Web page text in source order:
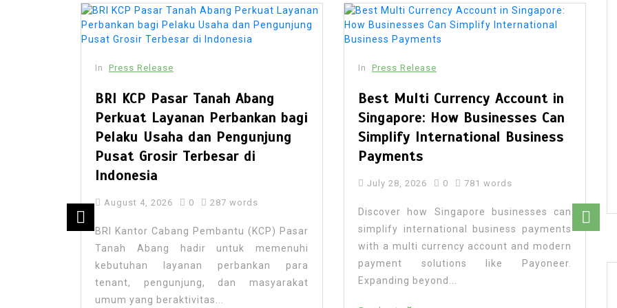
In Press Release
BRI KCP Pasar Tanah Abang
Perkuat Layanan Perbankan bagi
Pelaku Usaha dan Pengunjung
Pusat Grosir Terbesar di
Indonesia
August 4, 2026 0 287 words
BRI Kantor Cabang Pembantu (KCP) Pasar
Tanah Abang hadir untuk memenuhi
kebutuhan layanan perbankan para
tenant, pengunjung, dan masyarakat
umum yang beraktivitas...
In Press Release
Best Multi Currency Account in
Singapore: How Businesses Can
Simplify International Business
Payments
July 28, 2026 0 781 words
Discover how Singapore businesses can
simplify international business payments
with a multi currency account and modern
payment solutions like Payoneer.
Expanding beyond...